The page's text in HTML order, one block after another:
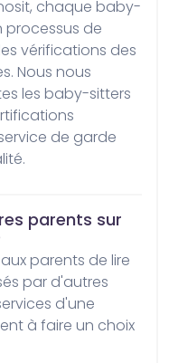
processus de
vérifications des
Nous nous
les baby-sitters
de garde
parents sur
par d'autres
d'une
à faire un choix